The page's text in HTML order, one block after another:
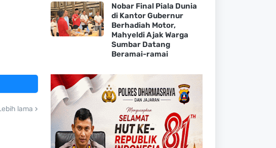
lama
Nobar Final Piala Dunia
di Kantor Gubernur
Berhadiah Motor,
Mahyeldi Ajak Warga
Sumbar Datang
Beramai-ramai